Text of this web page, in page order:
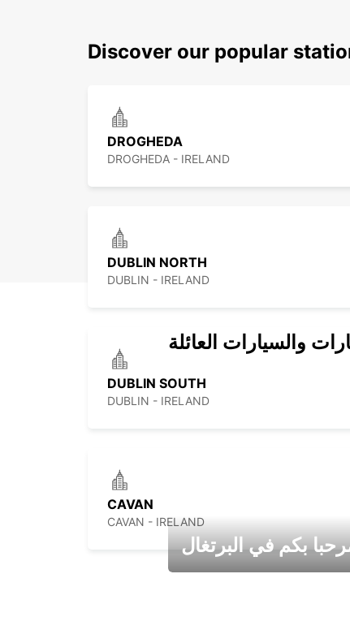
Discover our popular
DROGHEDA
DROGHEDA - IRELAND
DUBLIN NORTH
DUBLIN - IRELAND
DUBLIN SOUTH
DUBLIN - IRELAND
CAVAN
CAVAN - IRELAND
والسيارات العائلة
بكم في البرتغال